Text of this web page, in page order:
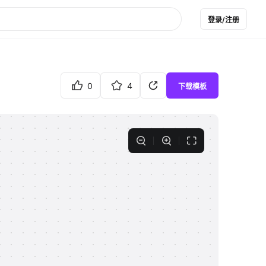
登录/注册
0 4 下载模板